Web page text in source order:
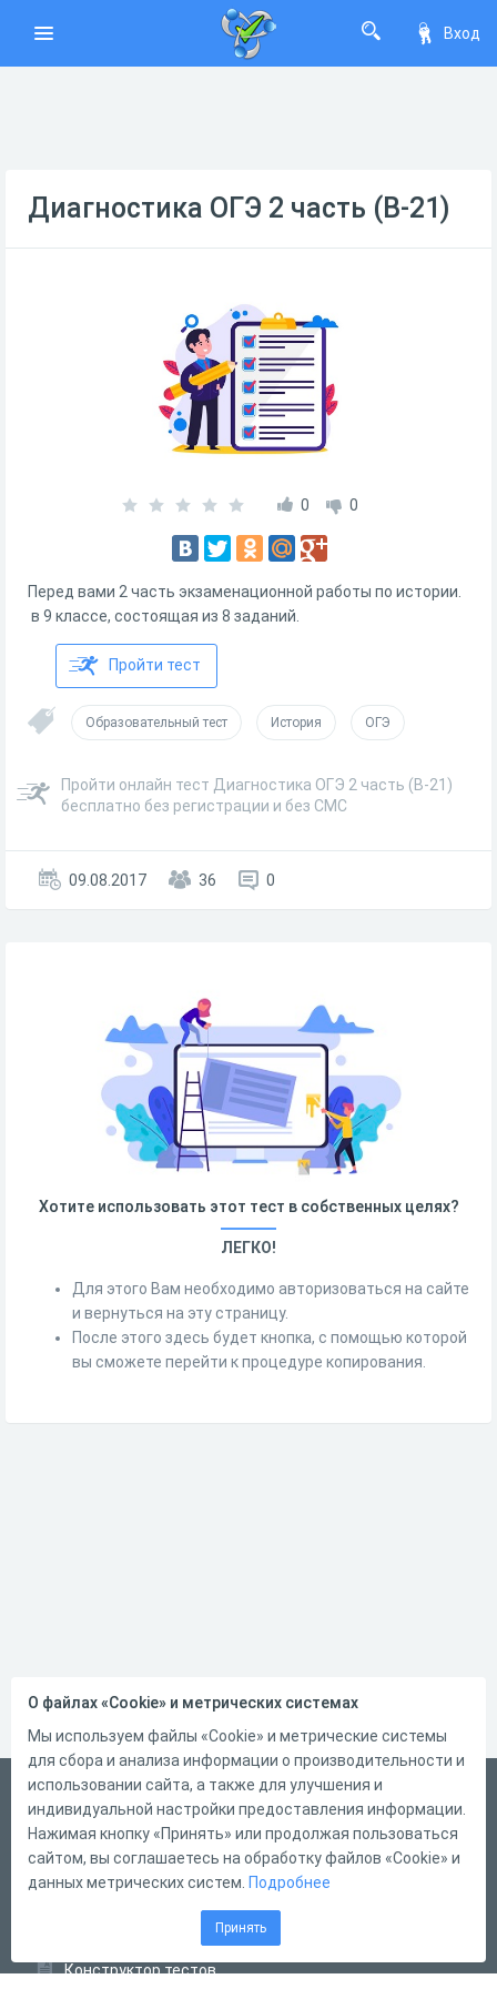
Вход
Диагностика ОГЭ 2 часть (В-21)
0 0
Перед вами 2 часть экзаменационной работы по истории.
в 9 классе, состоящая из 8 заданий.
Пройти тест
Образовательный тест История ОГЭ
Пройти онлайн тест Диагностика ОГЭ 2 часть (В-21)
бесплатно без регистрации и без СМС
09.08.2017 36 0
Хотите использовать этот тест в собственных целях?
ЛЕГКО!
Для этого Вам необходимо авторизоваться на сайте
и вернуться на эту страницу.
После этого здесь будет кнопка, с помощью которой
вы сможете перейти к процедуре копирования.
Русский
Справка
Форма обратной связи
Конструктор тестов
О файлах «Cookie» и метрических системах
Мы используем файлы «Cookie» и метрические системы
для сбора и анализа информации о производительности и
использовании сайта, а также для улучшения и
индивидуальной настройки предоставления информации.
Нажимая кнопку «Принять» или продолжая пользоваться
сайтом, вы соглашаетесь на обработку файлов «Cookie» и
данных метрических систем. Подробнее
Принять